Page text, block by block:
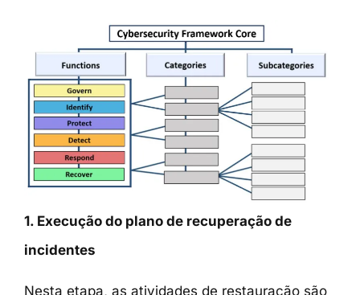
1. Execução do plano de recuperação de
incidentes
Nesta etapa, as atividades de restauração são